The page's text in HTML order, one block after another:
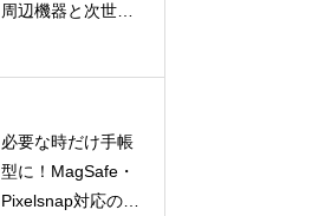
周辺機器と次世代
必要な時だけ手帳
型に！MagSafe・
Pixelsnap対応の着